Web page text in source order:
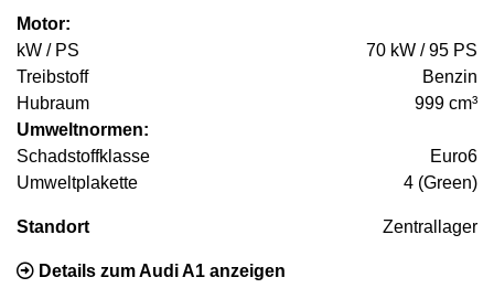
Motor:
kW / PS
70 kW / 95 PS
Treibstoff
Benzin
Hubraum
999 cm³
Umweltnormen:
Schadstoffklasse
Euro6
Umweltplakette
4 (Green)
Standort Zentrallager
Details zum Audi A1 anzeigen